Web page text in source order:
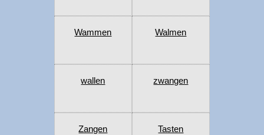
Wammen Walmen
wallen zwangen
Zangen Tasten